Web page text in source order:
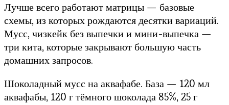
Лучше всего работают матрицы — базовые
схемы, из которых рождаются десятки вариаций.
Мусс, чизкейк без выпечки и мини-выпечка —
три кита, которые закрывают большую часть
домашних запросов.
Шоколадный мусс на аквафабе. База — 120 мл
аквафабы, 120 г тёмного шоколада 85%, 25 г